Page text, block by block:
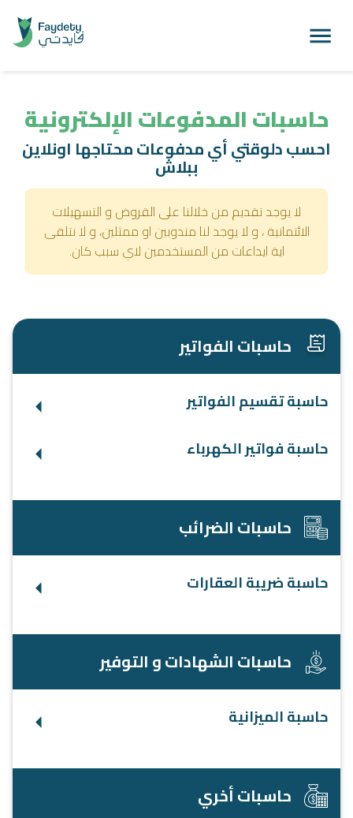
حاسبات المدفوعات الإلكترونية
احسب دلوقتي أي مدفوعات محتاجها اونلاين
ببلاش
لا يوجد تقديم من خلالنا على القروض و التسهيلات
الائتمانية ، و لا يوجد لنا مندوبين او ممثلين، و لا نتلقى
اية ايداعات من المستخدمين لاي سبب كان.
حاسبات الفواتير
حاسبة تقسيم الفواتير
حاسبة فواتير الكهرباء
حاسبات الضرائب
حاسبة ضريبة العقارات
حاسبات الشهادات و التوفير
حاسبة الميزانية
حاسبات أخري